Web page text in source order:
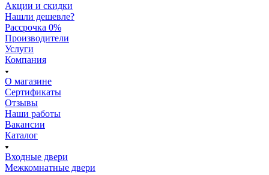
Акции и скидки
Нашли дешевле?
Рассрочка 0%
Производители
Услуги
Компания
О магазине
Сертификаты
Отзывы
Наши работы
Вакансии
Каталог
Входные двери
Межкомнатные двери